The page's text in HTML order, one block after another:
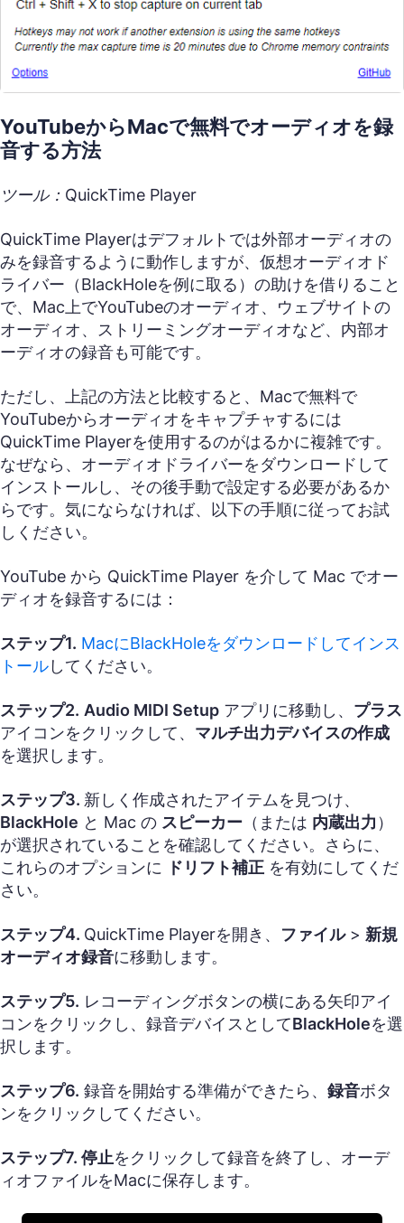
YouTubeからMacで無料でオーディオを録
音する方法
ツール：QuickTime Player
QuickTime Playerはデフォルトでは外部オーディオの
みを録音するように動作しますが、仮想オーディオド
ライバー（BlackHoleを例に取る）の助けを借りること
で、Mac上でYouTubeのオーディオ、ウェブサイトの
オーディオ、ストリーミングオーディオなど、内部オ
ーディオの録音も可能です。
ただし、上記の方法と比較すると、Macで無料で
YouTubeからオーディオをキャプチャするには
QuickTime Playerを使用するのがはるかに複雑です。
なぜなら、オーディオドライバーをダウンロードして
インストールし、その後手動で設定する必要があるか
らです。気にならなければ、以下の手順に従ってお試
しください。
YouTube から QuickTime Player を介して Mac でオー
ディオを録音するには：
ステップ1. MacにBlackHoleをダウンロードしてインス
トールしてください。
ステップ2. Audio MIDI Setup アプリに移動し、 プラス
アイコンをクリックして、 マルチ出力デバイスの作成
を選択します。
ステップ3. 新しく作成されたアイテムを見つけ、
BlackHole と Mac の スピーカー （または 内蔵出力 ）
が選択されていることを確認してください。さらに、
これらのオプションに
ドリフト補正 を有効にしてくだ
さい。
ステップ4. QuickTime Playerを開き、 ファイル> 新規
オーディオ録音に移動します。
ステップ5. レコーディングボタンの横にある矢印アイ
コンをクリックし、録音デバイスとしてBlackHoleを選
択します。
ステップ6. 録音を開始する準備ができたら、 録音ボタ
ンをクリックしてください。
ステップ7. 停止をクリックして録音を終了し、オーデ
ィオファイルをMacに保存します。